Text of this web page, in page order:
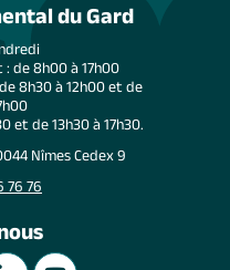
du Gard
de 8h00 à 17h00
8h30 à 12h00 et de
et de 13h30 à 17h30.
Nîmes Cedex 9
76 76